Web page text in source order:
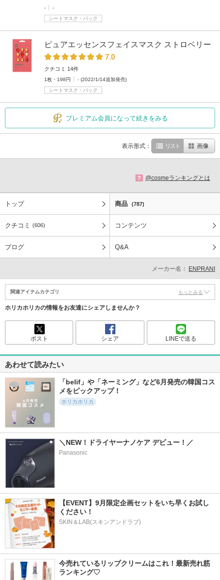
-
-
シートマスク・パック
ピュアエッセンスフェイスマスク ストロベリー
7.0
クチコミ 14件
1枚・198円
- (2022/1/14追加発売)
シートマスク・パック
プレミアム会員になって続きをみる
表示形式： リスト 画像
? @cosmeランキングとは
トップ 商品 (787)
クチコミ (606) コンテンツ
ブログ Q&A
メーカー名： ENPRANI
関連アイテムカテゴリ もっとみる
ホリカホリカの情報をお友達にシェアしませんか？
ポスト シェア LINEで送る
あわせて読みたい
「belif」や「ネーミング」など6月発売の韓国コス
メをピックアップ！
ホリカホリカ
＼NEW！ドライヤーナノケア デビュー！／
Panasonic
【EVENT】9月限定企画セットをいち早くお試し
ください！
SKIN＆LAB(スキンアンドラブ)
今売れているリップクリームはこれ！最新売れ筋
ランキング♡